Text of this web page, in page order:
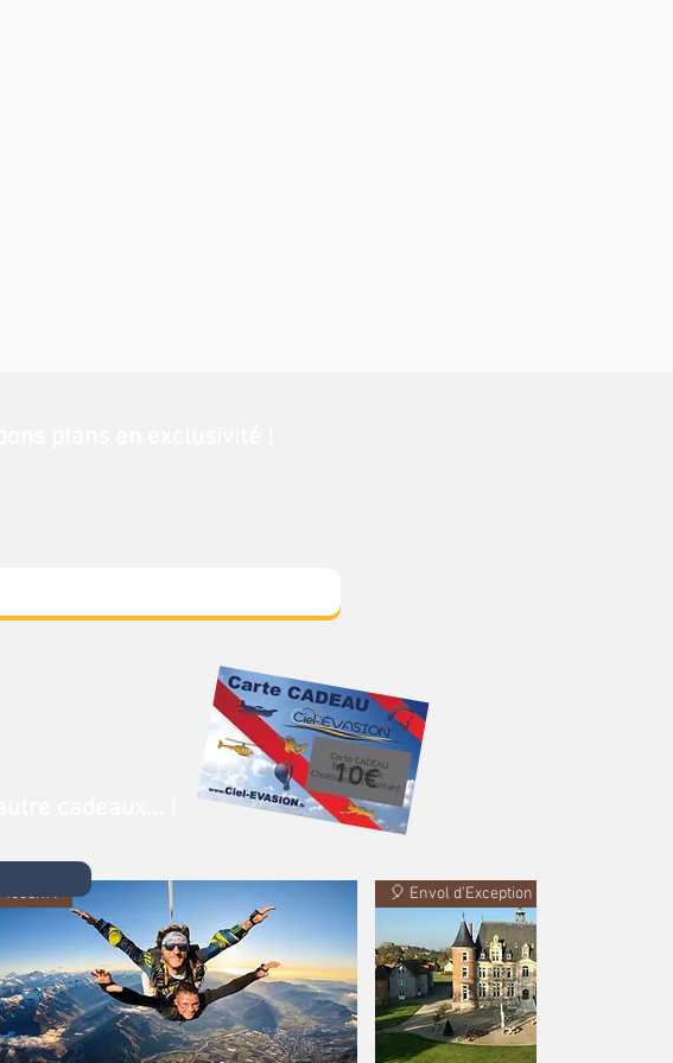
4000m ! 🎈 Envol d'Exception
10€